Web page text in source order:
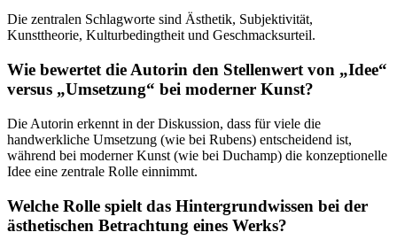
Die zentralen Schlagworte sind Ästhetik, Subjektivität,
Kunsttheorie, Kulturbedingtheit und Geschmacksurteil.
Wie bewertet die Autorin den Stellenwert von „Idee“
versus „Umsetzung“ bei moderner Kunst?
Die Autorin erkennt in der Diskussion, dass für viele die
handwerkliche Umsetzung (wie bei Rubens) entscheidend ist,
während bei moderner Kunst (wie bei Duchamp) die konzeptionelle
Idee eine zentrale Rolle einnimmt.
Welche Rolle spielt das Hintergrundwissen bei der
ästhetischen Betrachtung eines Werks?